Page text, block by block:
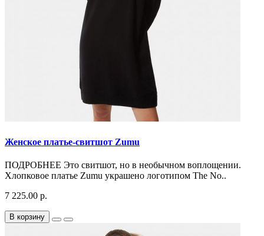
Женское платье-свитшот Zumu
ПОДРОБНЕЕ Это свитшот, но в необычном воплощении.
Хлопковое платье Zumu украшено логотипом The No..
7 225.00 р.
В корзину